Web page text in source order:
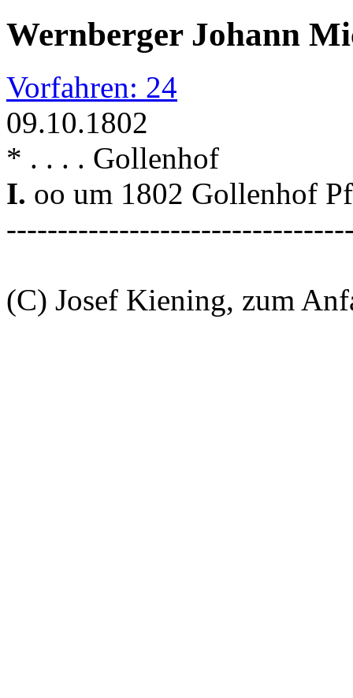
Wernberger Johann
Vorfahren: 24
09.10.1802
* . . . . Gollenhof
I. oo um 1802 Gollenhof
(C) Josef Kiening, zum